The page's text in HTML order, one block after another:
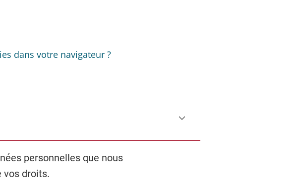
dans votre navigateur ?
personnelles que nous
vos droits.